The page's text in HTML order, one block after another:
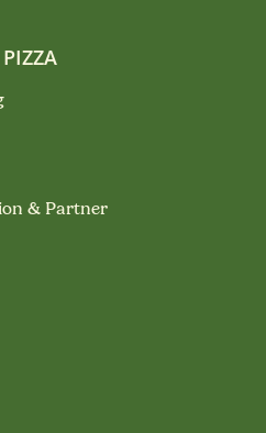
& Partner